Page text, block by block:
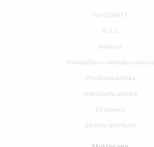
Par CEMETY
B.U.J.
Notikumi
Pašvaldību un lietotāju saraksts
Privātuma politika
Maksājumu politika
ES projekti
Sīkfailu iestatījumi